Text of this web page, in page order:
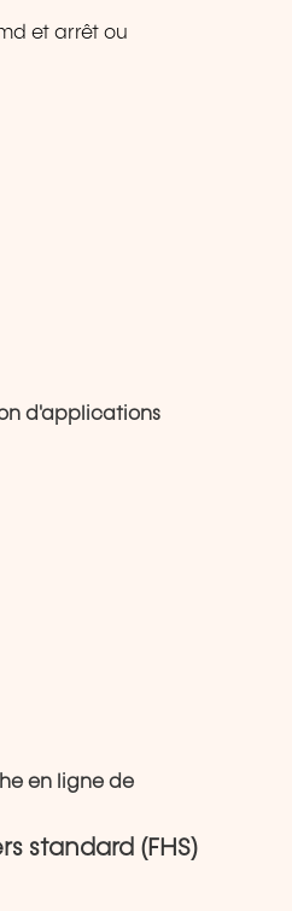
et arrêt ou
d'applications
en ligne de
standard (FHS)